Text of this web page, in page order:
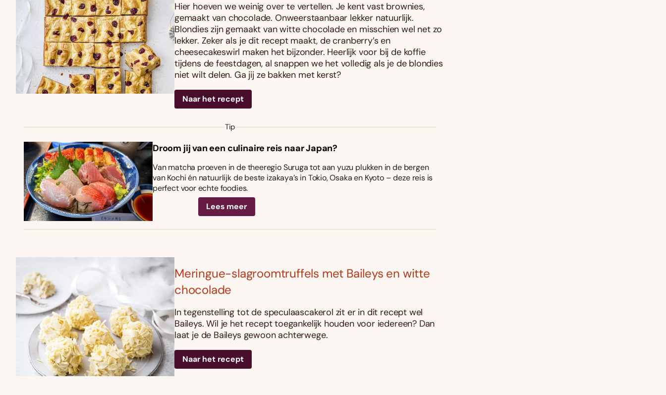
Hier hoeven we weinig over te vertellen. Je kent vast brownies,
gemaakt van chocolade. Onweerstaanbaar lekker natuurlijk.
Blondies zijn gemaakt van witte chocolade en misschien wel net zo
lekker. Zeker als je dit recept maakt, de cranberry’s en
cheesecakeswirl maken het bijzonder. Heerlijk voor bij de koffie
tijdens de feestdagen, al snappen we het volledig als je de blondies
niet wilt delen. Ga jij ze bakken met kerst?
Naar het recept
Tip
Droom jij van een culinaire reis naar Japan?
Van matcha proeven in de theeregio Suruga tot aan yuzu plukken in de bergen
van Kochi én natuurlijk de beste izakaya’s in Tokio, Osaka en Kyoto – deze reis is
perfect voor echte foodies.
Lees meer
Meringue-slagroomtruffels met Baileys en witte
chocolade
In tegenstelling tot de speculaascakerol zit er in dit recept wel
Baileys. Wil je het recept toegankelijk houden voor iedereen? Dan
laat je de Baileys gewoon achterwege.
Naar het recept